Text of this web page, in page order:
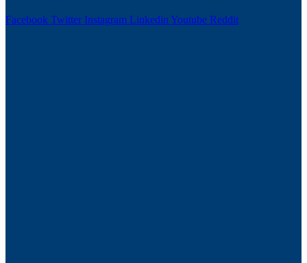
Facebook Twitter Instagram Linkedin Youtube Reddit